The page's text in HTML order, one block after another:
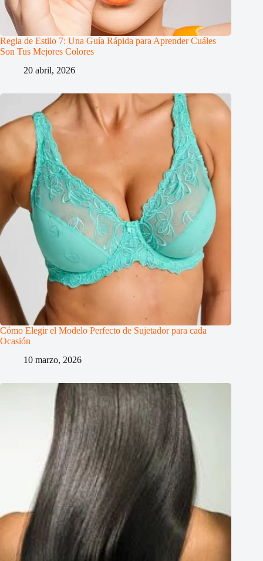
Regla de Estilo 7: Una Guía Rápida para Aprender Cuáles
Son Tus Mejores Colores
20 abril, 2026
Cómo Elegir el Modelo Perfecto de Sujetador para cada
Ocasión
10 marzo, 2026